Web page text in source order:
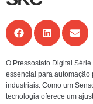
O Pressostato Digital
essencial para
industriais. Como um
tecnologia oferece um